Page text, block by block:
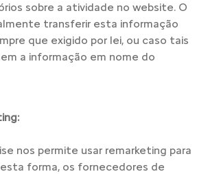
sobre a atividade no website. O
transferir esta informação
que exigido por lei, ou caso tais
a informação em nome do
nos permite usar remarketing para
forma, os fornecedores de